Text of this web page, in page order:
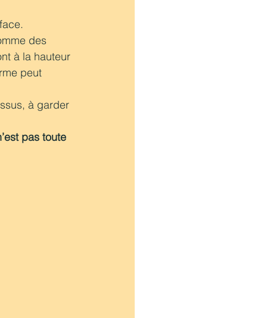
des
à la hauteur
peut
à garder
pas toute